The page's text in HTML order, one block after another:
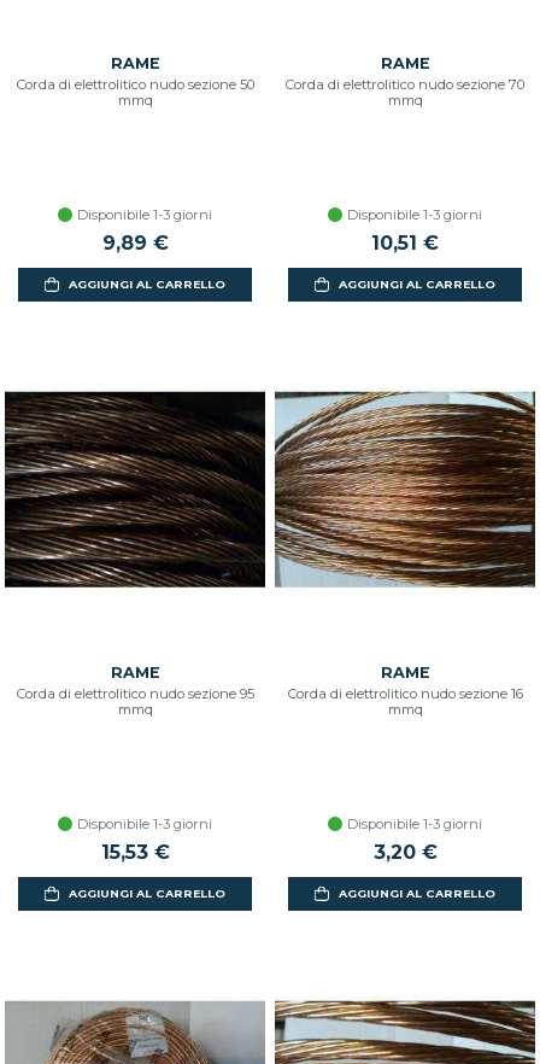
RAME
Corda di elettrolitico nudo sezione 50
mmq
Disponibile 1-3 giorni
9,89 €
AGGIUNGI AL CARRELLO
RAME
Corda di elettrolitico nudo sezione 70
mmq
Disponibile 1-3 giorni
10,51 €
AGGIUNGI AL CARRELLO
RAME
Corda di elettrolitico nudo sezione 95
mmq
Disponibile 1-3 giorni
15,53 €
AGGIUNGI AL CARRELLO
RAME
Corda di elettrolitico nudo sezione 16
mmq
Disponibile 1-3 giorni
3,20 €
AGGIUNGI AL CARRELLO